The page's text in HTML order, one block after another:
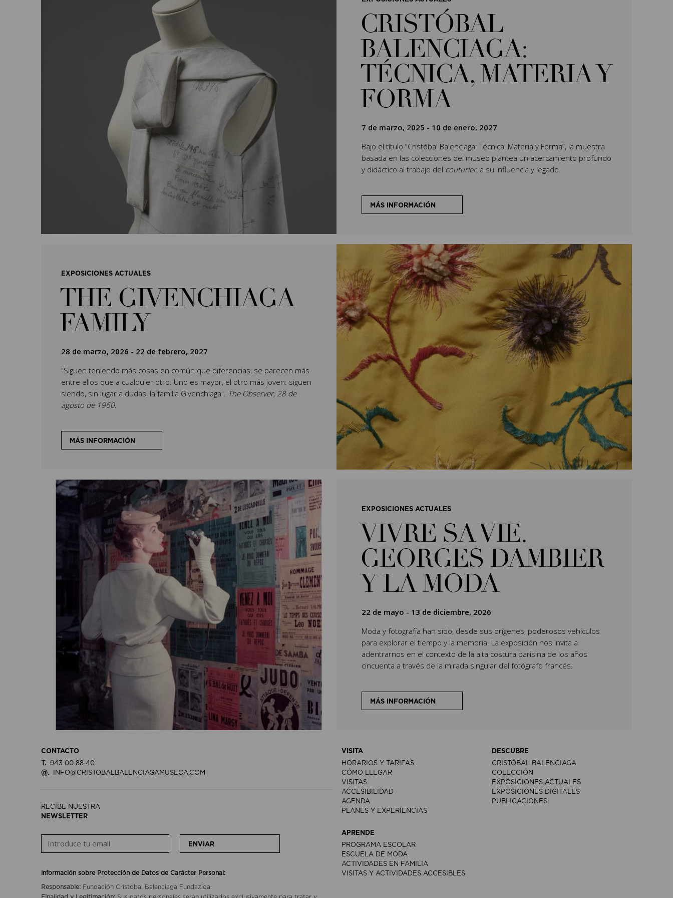
CRISTÓBAL
BALENCIAGA:
TÉCNICA, MATERIA Y
FORMA
7 de marzo, 2025 - 10 de enero, 2027
Bajo el título “Cristóbal Balenciaga: Técnica, Materia y Forma”, la muestra
basada en las colecciones del museo plantea un acercamiento profundo
y didáctico al trabajo del couturier, a su influencia y legado.
MÁS INFORMACIÓN
EXPOSICIONES ACTUALES
THE GIVENCHIAGA
FAMILY
28 de marzo, 2026 - 22 de febrero, 2027
"Siguen teniendo más cosas en común que diferencias, se parecen más
entre ellos que a cualquier otro. Uno es mayor, el otro más joven: siguen
siendo, sin lugar a dudas, la familia Givenchiaga". The Observer, 28 de
agosto de 1960.
MÁS INFORMACIÓN
EXPOSICIONES ACTUALES
VIVRE SA VIE.
GEORGES DAMBIER
Y LA MODA
22 de mayo - 13 de diciembre, 2026
Moda y fotografía han sido, desde sus orígenes, poderosos vehículos
para explorar el tiempo y la memoria. La exposición nos invita a
adentrarnos en el contexto de la alta costura parisina de los años
cincuenta a través de la mirada singular del fotógrafo francés.
MÁS INFORMACIÓN
CONTACTO
T.
943 00 88 40
@.
INFO@CRISTOBALBALENCIAGAMUSEOA.COM
RECIBE NUESTRA
NEWSLETTER
ENVIAR
Información sobre Protección de Datos de Carácter Personal:
Responsable: Fundación Cristobal Balenciaga Fundazioa.
VISITA
HORARIOS Y TARIFAS
CÓMO LLEGAR
VISITAS
ACCESIBILIDAD
AGENDA
PLANES Y EXPERIENCIAS
DESCUBRE
CRISTÓBAL BALENCIAGA
COLECCIÓN
EXPOSICIONES ACTUALES
EXPOSICIONES DIGITALES
PUBLICACIONES
APRENDE
PROGRAMA ESCOLAR
ESCUELA DE MODA
ACTIVIDADES EN FAMILIA
VISITAS Y ACTIVIDADES ACCESIBLES